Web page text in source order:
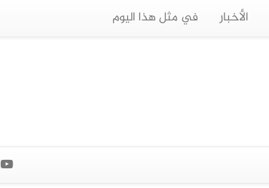
الأخبار في مثل هذا اليوم